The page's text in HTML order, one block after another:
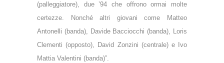
(palleggiatore), due ’94 che offrono ormai molte
certezze. Nonché altri giovani come Matteo
Antonelli (banda), Davide Bacciocchi (banda), Loris
Clementi (opposto), David Zonzini (centrale) e Ivo
Mattia Valentini (banda)”.